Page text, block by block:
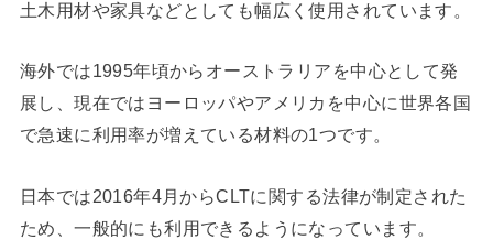
土木用材や家具などとしても幅広く使用されています。
海外では1995年頃からオーストラリアを中心として発
展し、現在ではヨーロッパやアメリカを中心に世界各国
で急速に利用率が増えている材料の1つです。
日本では2016年4月からCLTに関する法律が制定された
ため、一般的にも利用できるようになっています。